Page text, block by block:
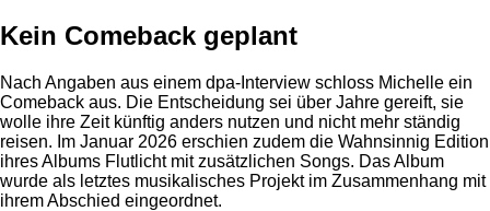
Kein Comeback geplant
Nach Angaben aus einem dpa-Interview schloss Michelle ein
Comeback aus. Die Entscheidung sei über Jahre gereift, sie
wolle ihre Zeit künftig anders nutzen und nicht mehr ständig
reisen. Im Januar 2026 erschien zudem die Wahnsinnig Edition
ihres Albums Flutlicht mit zusätzlichen Songs. Das Album
wurde als letztes musikalisches Projekt im Zusammenhang mit
ihrem Abschied eingeordnet.